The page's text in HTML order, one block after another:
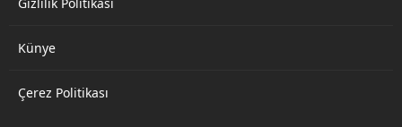
Künye
Çerez Politikası